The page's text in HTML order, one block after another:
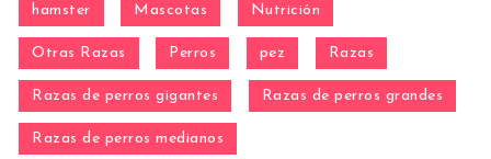
hamster Mascotas Nutrición
Otras Razas Perros pez Razas
Razas de perros gigantes Razas de perros grandes
Razas de perros medianos